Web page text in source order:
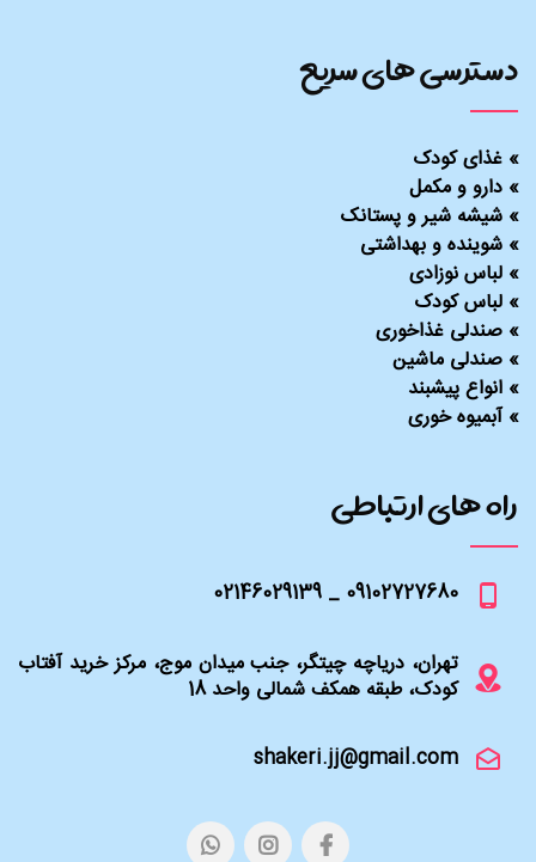
راه های ارتباطی
09102727680 _ 02146029139
تهران، دریاچه چیتگر، جنب میدان موج، مرکز خرید آفتاب
کودک، طبقه همکف شمالی واحد 18
shakeri.jj@gmail.com
دسترسی های سریع
» غذای کودک
» دارو و مکمل
» شیشه شیر و پستانک
» شوینده و بهداشتی
» لباس نوزادی
» لباس کودک
» صندلی غذاخوری
» صندلی ماشین
» انواع پیشبند
»آبمیوه خوری